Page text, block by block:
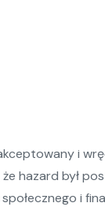
i
hazard był
i